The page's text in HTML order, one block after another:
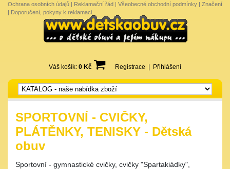
Ochrana osobních údajů | Reklamační řád | Všeobecné obchodní podmínky | Značení
| Doporučení, pokyny k reklamaci
Váš košík: 0 Kč Registrace Přihlášení
SPORTOVNÍ - CVIČKY,
PLÁTĚNKY, TENISKY - Dětská
obuv
Sportovní - gymnastické cvičky, cvičky "Spartakiádky",